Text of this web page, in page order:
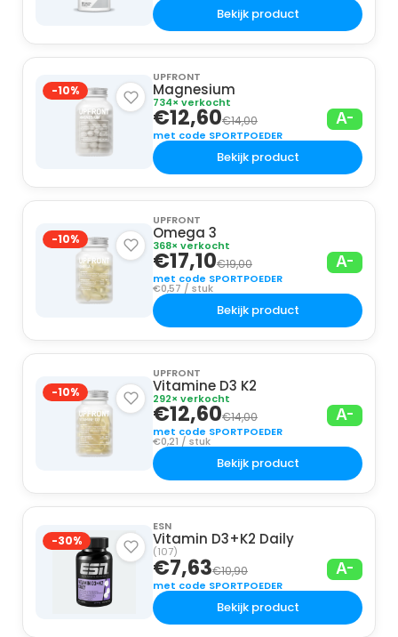
Bekijk product
-10%
UPFRONT
Magnesium
734× verkocht
€12,60€14,00
met code SPORTPOEDER
A-
Bekijk product
-10%
UPFRONT
Omega 3
368× verkocht
€17,10€19,00
met code SPORTPOEDER
€0,57 / stuk
A-
Bekijk product
-10%
UPFRONT
Vitamine D3 K2
292× verkocht
€12,60€14,00
met code SPORTPOEDER
€0,21 / stuk
A-
Bekijk product
-30%
ESN
Vitamin D3+K2 Daily
(107)
€7,63€10,90
met code SPORTPOEDER
A-
Bekijk product